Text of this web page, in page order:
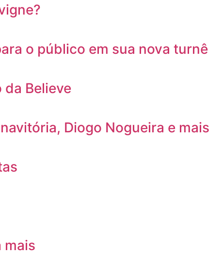
o público em sua nova turnê
Believe
Diogo Nogueira e mais
mais